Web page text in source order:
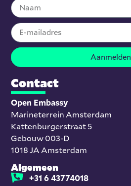
Aanmelden
Contact
Open Embassy
Marineterrein Amsterdam
Kattenburgerstraat 5
Gebouw 003-D
1018 JA Amsterdam
Algemeen
+31 6 43774018